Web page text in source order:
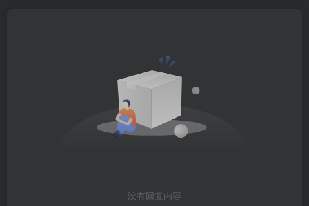
没有回复内容